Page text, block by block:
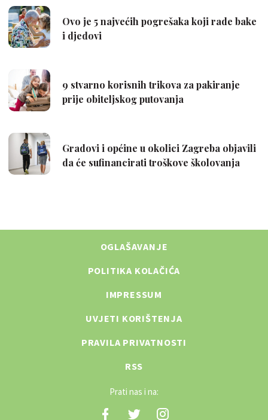
OGLAŠAVANJE
POLITIKA KOLAČIĆA
IMPRESSUM
UVJETI KORIŠTENJA
PRAVILA PRIVATNOSTI
RSS
Prati nas i na: